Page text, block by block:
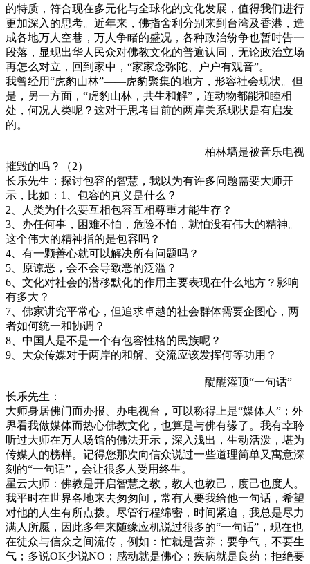
的特质，符合现在多元化与全球化的文化发展，值得我们进行
更加深入的思考。近年来，佛指舍利分别来到台湾及香港，造
成各地万人空巷，万人争睹的盛况，各种政治纷争也暂时告一
段落，显现出华人民众对佛教文化的普遍认同，无论政治立场
再怎么对立，回到家中，“家家念弥陀、户户有观音”。
我曾经用“虎豹山林”——虎豹聚集的地方，形容社会现状。但
是，另一方面，“虎豹山林，共生和解”，连动物都能和睦相
处，何况人类呢？这对于思考目前的两岸关系现状是有启发
的。
柏林墙是被音乐电视
摧毁的吗？（2）
长乐先生：探讨包容的智慧，我以为有许多问题需要大师开
示，比如：1、包容的真义是什么？
2、人类为什么要互相包容互相尊重才能生存？
3、办任何事，困难不怕，危险不怕，就怕没有伟大的精神。
这个伟大的精神指的是包容吗？
4、有一颗善心就可以解决所有问题吗？
5、原谅恶，会不会导致恶的泛滥？
6、文化对社会的潜移默化的作用主要表现在什么地方？影响
有多大？
7、佛家讲究平常心，但追求卓越的社会群体需要企图心，两
者如何统一和协调？
8、中国人是不是一个有包容性格的民族呢？
9、大众传媒对于两岸的和解、交流应该发挥何等功用？
醍醐灌顶“一句话”
长乐先生：
大师身居佛门而办报、办电视台，可以称得上是“媒体人”；外
界看我做媒体而热心佛教文化，也算是与佛有缘了。我有幸聆
听过大师在万人场馆的佛法开示，深入浅出，生动活泼，堪为
传媒人的榜样。记得您那次向信众说过一些道理简单又寓意深
刻的“一句话”，会让很多人受用终生。
星云大师：佛教是开启智慧之教，教人也教己，度己也度人。
我平时在世界各地来去匆匆间，常有人要我给他一句话，希望
对他的人生有所点拨。尽管行程绵密，时间紧迫，我总是尽力
满人所愿，因此多年来随缘应机说过很多的“一句话”，现在也
在徒众与信众之间流传，例如：忙就是营养；要争气，不要生
气；多说OK少说NO；感动就是佛心；疾病就是良药；拒绝要